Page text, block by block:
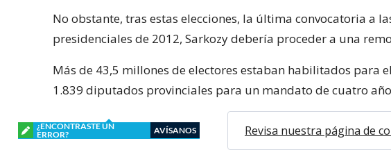
No obstante, tras estas elecciones, la última convocatoria a
presidenciales de 2012, Sarkozy debería proceder a una
Más de 43,5 millones de electores estaban habilitados para
1.839 diputados provinciales para un mandato de cuatro
¿ENCONTRASTE UN
ERROR?
AVÍSANOS Revisa nuestra página de